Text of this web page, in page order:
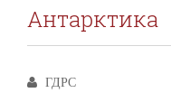
Антарктика
ГДРС